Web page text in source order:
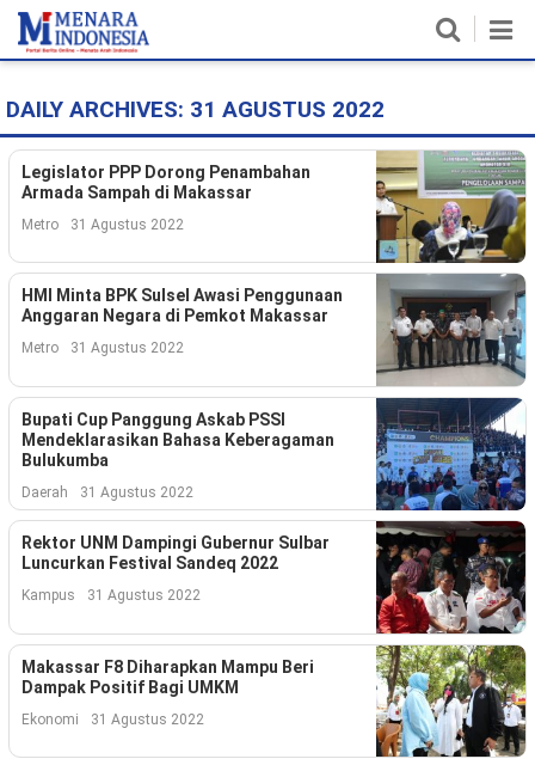
Home
Nasional
Politik
Metro
Daerah
Hukum & HAM
Ekonomi
Pendidikan
Kesehatan
Lingkungan
Olahraga
More
DAILY ARCHIVES: 31 AGUSTUS 2022
Legislator PPP Dorong Penambahan
Armada Sampah di Makassar
Metro 31 Agustus 2022
HMI Minta BPK Sulsel Awasi Penggunaan
Anggaran Negara di Pemkot Makassar
Metro 31 Agustus 2022
Bupati Cup Panggung Askab PSSI
Mendeklarasikan Bahasa Keberagaman
Bulukumba
Daerah 31 Agustus 2022
Rektor UNM Dampingi Gubernur Sulbar
Luncurkan Festival Sandeq 2022
Kampus 31 Agustus 2022
Makassar F8 Diharapkan Mampu Beri
Dampak Positif Bagi UMKM
Ekonomi 31 Agustus 2022